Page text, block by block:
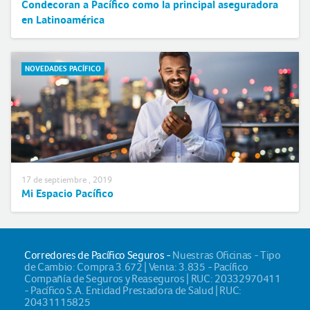
Condecoran a Pacífico como la principal aseguradora
en Latinoamérica
NOVEDADES PACÍFICO
17 de septiembre , 2019
Mi Espacio Pacífico
Corredores de Pacífico Seguros - Nuestras Oficinas - Tipo
de Cambio: Compra 3.672 | Venta: 3.835 - Pacífico
Compañía de Seguros y Reaseguros | RUC: 20332970411
- Pacífico S.A. Entidad Prestadora de Salud | RUC:
20431115825